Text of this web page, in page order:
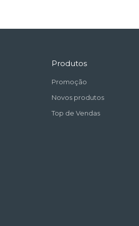
Produtos
Promoção
Novos produtos
Top de Vendas